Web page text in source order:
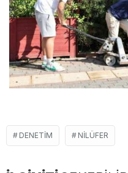
DENETIM NILÜFER